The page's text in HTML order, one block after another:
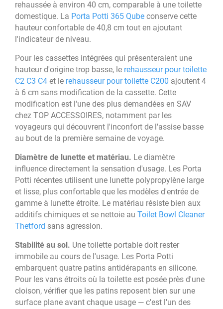
rehaussée à environ 40 cm, comparable à une toilette
domestique. La Porta Potti 365 Qube conserve cette
hauteur confortable de 40,8 cm tout en ajoutant
l'indicateur de niveau.
Pour les cassettes intégrées qui présenteraient une
hauteur d'origine trop basse, le rehausseur pour toilette
C2 C3 C4 et le rehausseur pour toilette C200 ajoutent 4
à 6 cm sans modification de la cassette. Cette
modification est l'une des plus demandées en SAV
chez TOP ACCESSOIRES, notamment par les
voyageurs qui découvrent l'inconfort de l'assise basse
au bout de la première semaine de voyage.
Diamètre de lunette et matériau. Le diamètre
influence directement la sensation d'usage. Les Porta
Potti récentes utilisent une lunette polypropylène large
et lisse, plus confortable que les modèles d'entrée de
gamme à lunette étroite. Le matériau résiste bien aux
additifs chimiques et se nettoie au Toilet Bowl Cleaner
Thetford sans agression.
Stabilité au sol. Une toilette portable doit rester
immobile au cours de l'usage. Les Porta Potti
embarquent quatre patins antidérapants en silicone.
Pour les vans étroits où la toilette est posée près d'une
cloison, vérifier que les patins reposent bien sur une
surface plane avant chaque usage — c'est l'un des